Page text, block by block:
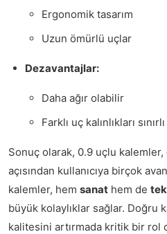
Ergonomik tasarım
Uzun ömürlü uçlar
Dezavantajlar:
Daha ağır olabilir
Farklı uç kalınlıkları sınırlı
Sonuç olarak, 0.9 uçlu
açısından kullanıcıya birçok
kalemler, hem sanat hem de
büyük kolaylıklar sağlar. Doğru
kalitesini artırmada kritik bir rol